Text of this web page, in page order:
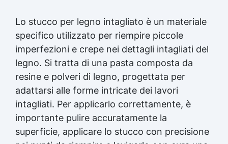
Lo stucco per legno intagliato è un materiale
specifico utilizzato per riempire piccole
imperfezioni e crepe nei dettagli intagliati del
legno. Si tratta di una pasta composta da
resine e polveri di legno, progettata per
adattarsi alle forme intricate dei lavori
intagliati. Per applicarlo correttamente, è
importante pulire accuratamente la
superficie, applicare lo stucco con precisione